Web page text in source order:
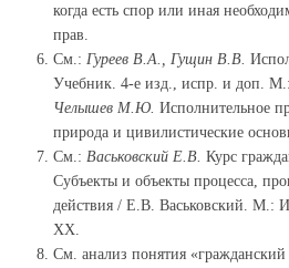
когда есть спор или иная
прав.
См.: Гуреев В.А., Гущин В.В.
Учебник. 4-е изд., испр. и доп. М.:
Челышев М.Ю. Исполнительное
природа и цивилистические
См.: Васьковский Е.В. Курс
Субъекты и объекты процесса,
действия / Е.В. Васьковский. М.:
XX.
См. анализ понятия